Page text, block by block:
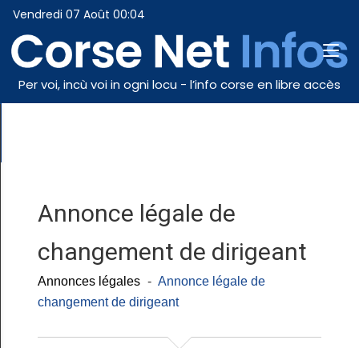
Vendredi 07 Août 00:04
Per voi, incù voi in ogni locu - l’info corse en libre accès
Annonce légale de
changement de dirigeant
Annonces légales - Annonce légale de
changement de dirigeant